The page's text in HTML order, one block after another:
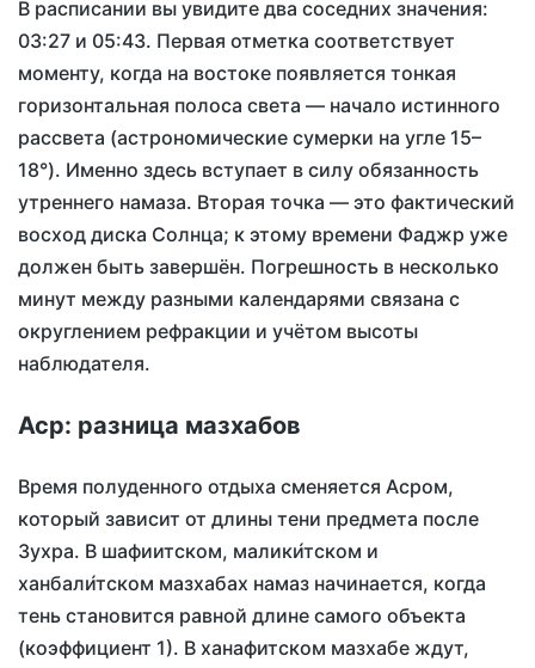
В расписании вы увидите два соседних значения:
03:27 и 05:43. Первая отметка соответствует
моменту, когда на востоке появляется тонкая
горизонтальная полоса света — начало истинного
рассвета (астрономические сумерки на угле 15–
18°). Именно здесь вступает в силу обязанность
утреннего намаза. Вторая точка — это фактический
восход диска Солнца; к этому времени Фаджр уже
должен быть завершён. Погрешность в несколько
минут между разными календарями связана с
округлением рефракции и учётом высоты
наблюдателя.
Аср: разница мазхабов
Время полуденного отдыха сменяется Асром,
который зависит от длины тени предмета после
Зухра. В шафиитском, малики́тском и
ханбали́тском мазхабах намаз начинается, когда
тень становится равной длине самого объекта
(коэффициент 1). В ханафитском мазхабе ждут,